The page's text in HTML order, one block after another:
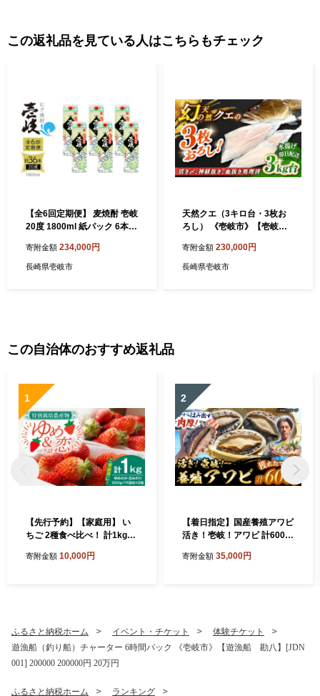
この返礼品を見ている人はこちらもチェック
【全6回定期便】 麦焼酎 壱岐
20度 1800ml 紙パック 6本
ぎ焼酎 酒 お酒 焼酎 麦 パッ
ク [JDB314] 200000 20000
寄附金額 234,000円
長崎県壱岐市
天然クエ（3キロ台・3枚お
ろし） 《壱岐市》【壱岐
魚 刺身 しゃぶしゃぶ 23万 2
00000 200000円 20万円
寄附金額 230,000円
長崎県壱岐市
この自治体のおすすめ返礼品
1
【先行予約】【家庭用】 い
ちご 2種食べ比べ！ 計1kg
027年2月以降順次発送】
寄附金額 10,000円
2
【着日指定】国産養殖アワビ
活き！壱岐！アワビ 計600g
【住吉水産】アワビ 鮑 養殖
寄附金額 35,000円
ふるさと納税ホーム イベント・チケット
体験チケット
遊漁船（釣り船）チャーター 6時間パック 《壱岐市》【遊漁船 勘八】[JDN
001] 200000 200000円 20万円
ふるさと納税ホーム ランキング